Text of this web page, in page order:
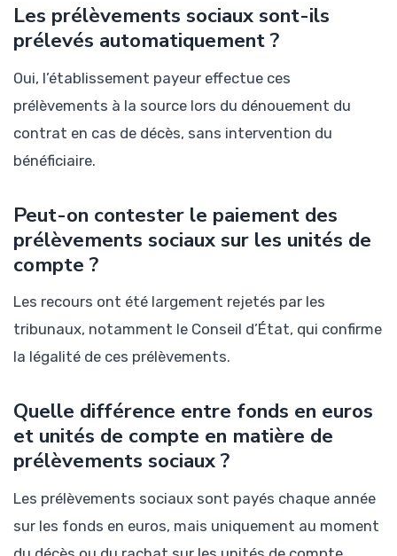
Les prélèvements sociaux sont-ils
prélevés automatiquement ?
Oui, l’établissement payeur effectue ces
prélèvements à la source lors du dénouement du
contrat en cas de décès, sans intervention du
bénéficiaire.
Peut-on contester le paiement des
prélèvements sociaux sur les unités de
compte ?
Les recours ont été largement rejetés par les
tribunaux, notamment le Conseil d’État, qui confirme
la légalité de ces prélèvements.
Quelle différence entre fonds en euros
et unités de compte en matière de
prélèvements sociaux ?
Les prélèvements sociaux sont payés chaque année
sur les fonds en euros, mais uniquement au moment